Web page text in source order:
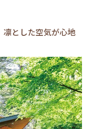
凛とした空気が心地